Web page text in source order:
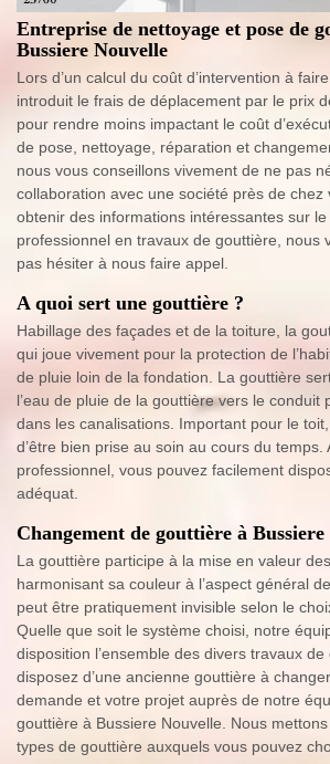
Entreprise de nettoyage et pose de
Bussiere Nouvelle
Lors d’un calcul du coût d’intervention à
introduit le frais de déplacement par le prix
pour rendre moins impactant le coût
de pose, nettoyage, réparation et
nous vous conseillons vivement de ne pas
collaboration avec une société près de chez
obtenir des informations intéressantes sur le
professionnel en travaux de gouttière, nous
pas hésiter à nous faire appel.
A quoi sert une gouttière ?
Habillage des façades et de la toiture, la
qui joue vivement pour la protection de
de pluie loin de la fondation. La gouttière
l’eau de pluie de la gouttière vers le conduit
dans les canalisations. Important pour le
d’être bien prise au soin au cours du temps.
professionnel, vous pouvez facilement
adéquat.
Changement de gouttière à
La gouttière participe à la mise en valeur
harmonisant sa couleur à l’aspect général
peut être pratiquement invisible selon le
Quelle que soit le système choisi, notre
disposition l’ensemble des divers travaux
disposez d’une ancienne gouttière à
demande et votre projet auprès de notre
gouttière à Bussiere Nouvelle. Nous
types de gouttière auxquels vous pouvez